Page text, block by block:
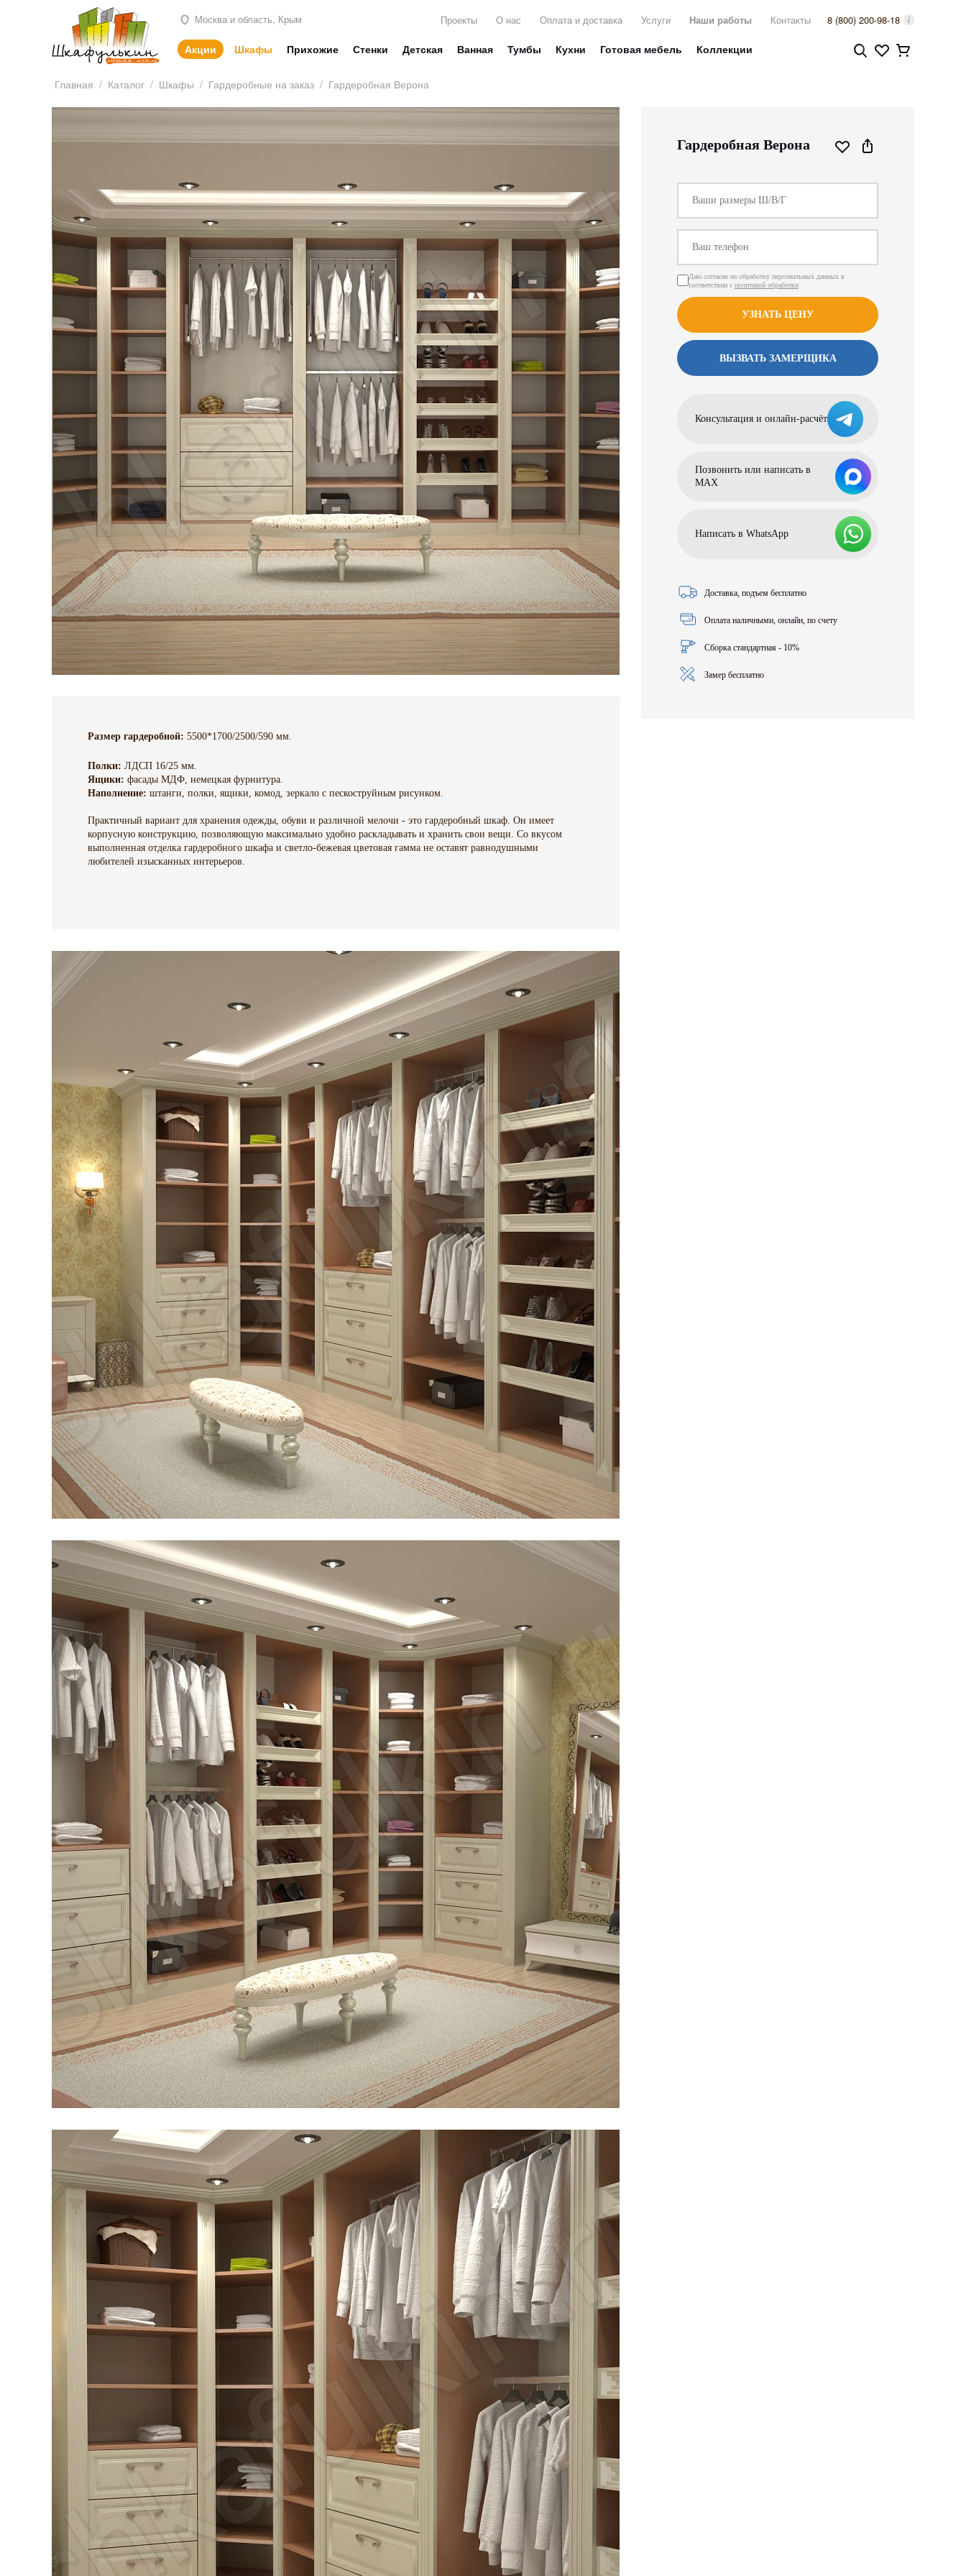
Москва и область, Крым Проекты О нас Оплата и доставка Услуги Наши работы Контакты 8 (800) 200-98-18
Акции Шкафы Прихожие Стенки Детская Ванная Тумбы Кухни Готовая мебель Коллекции
Главная / Каталог / Шкафы / Гардеробные на заказ / Гардеробная Верона
Размер гардеробной: 5500*1700/2500/590 мм.
Полки: ЛДСП 16/25 мм.
Ящики: фасады МДФ, немецкая фурнитура.
Наполнение: штанги, полки, ящики, комод, зеркало с пескоструйным рисунком.
Практичный вариант для хранения одежды, обуви и различной мелочи - это гардеробный шкаф. Он имеет
корпусную конструкцию, позволяющую максимально удобно раскладывать и хранить свои вещи. Со вкусом
выполненная отделка гардеробного шкафа и светло-бежевая цветовая гамма не оставят равнодушными
любителей изысканных интерьеров.
Гардеробная Верона
Даю согласие на обработку персональных данных в
соответствии с политикой обработки
УЗНАТЬ ЦЕНУ
ВЫЗВАТЬ ЗАМЕРЩИКА
Консультация и онлайн-расчёт
Позвонить или написать в
МАХ
Написать в WhatsApp
Доставка, подъем бесплатно
Оплата наличными, онлайн, по счету
Сборка стандартная - 10%
Замер бесплатно